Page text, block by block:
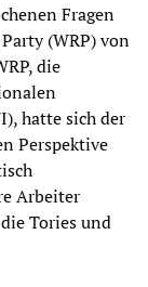
Fragen
(WRP) von
die
hatte sich der
Perspektive
Arbeiter
Tories und